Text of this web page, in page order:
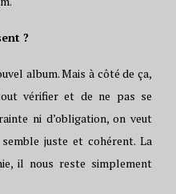
?
album. Mais à côté de ça,
vérifier et de ne pas se
ni d’obligation, on veut
juste et cohérent. La
il nous reste simplement